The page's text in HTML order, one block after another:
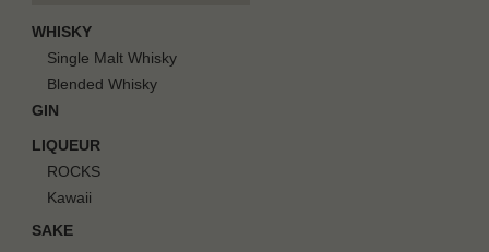
WHISKY
Single Malt Whisky
Blended Whisky
GIN
LIQUEUR
ROCKS
Kawaii
SAKE